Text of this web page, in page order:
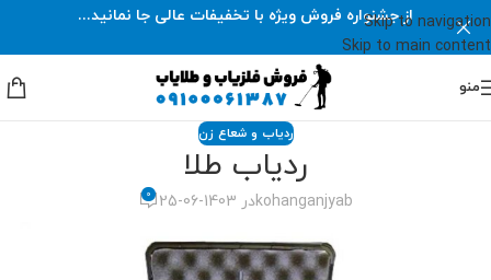
Skip to navigation
Skip to main content
از جشنواره فروش ویژه با تخفیفات عالی جا نمانید...
منو
ردیاب و شعاع زن
ردیاب طلا
kohanganjyabدر 1403-06-25 0